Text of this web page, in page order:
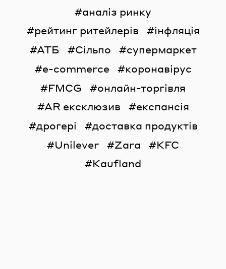
аналіз ринку
рейтинг ритейлерів
інфляція
АТБ
Сільпо
супермаркет
e-commerce
коронавірус
FMCG
онлайн-торгівля
AR ексклюзив
експансія
дрогері
доставка продуктів
Unilever
Zara
KFC
Kaufland